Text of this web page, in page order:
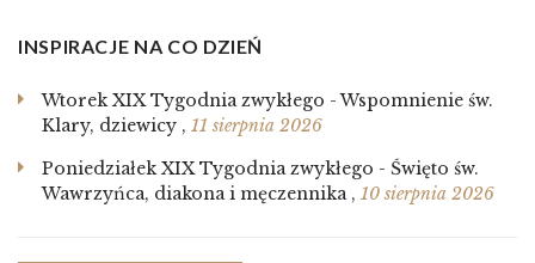
INSPIRACJE NA CO DZIEŃ
Wtorek XIX Tygodnia zwykłego - Wspomnienie św.
Klary, dziewicy , 11 sierpnia 2026
Poniedziałek XIX Tygodnia zwykłego - Święto św.
Wawrzyńca, diakona i męczennika , 10 sierpnia 2026